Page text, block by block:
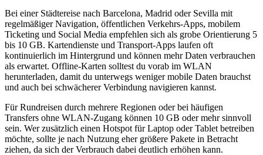
Bei einer Städtereise nach Barcelona, Madrid oder Sevilla mit
regelmäßiger Navigation, öffentlichen Verkehrs-Apps, mobilem
Ticketing und Social Media empfehlen sich als grobe Orientierung 5
bis 10 GB. Kartendienste und Transport-Apps laufen oft
kontinuierlich im Hintergrund und können mehr Daten verbrauchen
als erwartet. Offline-Karten solltest du vorab im WLAN
herunterladen, damit du unterwegs weniger mobile Daten brauchst
und auch bei schwächerer Verbindung navigieren kannst.
Für Rundreisen durch mehrere Regionen oder bei häufigen
Transfers ohne WLAN-Zugang können 10 GB oder mehr sinnvoll
sein. Wer zusätzlich einen Hotspot für Laptop oder Tablet betreiben
möchte, sollte je nach Nutzung eher größere Pakete in Betracht
ziehen, da sich der Verbrauch dabei deutlich erhöhen kann.